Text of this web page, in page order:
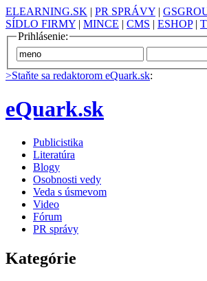
ELEARNING.SK | PR SPRÁVY |
SÍDLO FIRMY | MINCE | CMS | ESHOP|
Prihlásenie:
>Staňte sa redaktorom eQuark.sk:
eQuark.sk
Publicistika
Literatúra
Blogy
Osobnosti vedy
Veda s úsmevom
Video
Fórum
PR správy
Kategórie